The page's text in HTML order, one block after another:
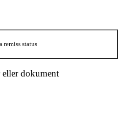
remiss status
dokument